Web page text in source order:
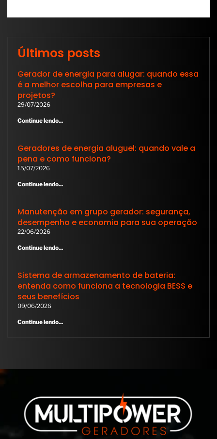
Últimos posts
Gerador de energia para alugar: quando essa
é a melhor escolha para empresas e
projetos?
29/07/2026
Continue lendo...
Geradores de energia aluguel: quando vale a
pena e como funciona?
15/07/2026
Continue lendo...
Manutenção em grupo gerador: segurança,
desempenho e economia para sua operação
22/06/2026
Continue lendo...
Sistema de armazenamento de bateria:
entenda como funciona a tecnologia BESS e
seus benefícios
09/06/2026
Continue lendo...